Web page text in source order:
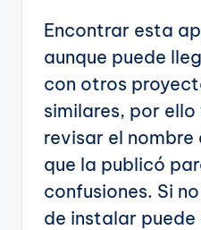
Encontrar esta
aunque puede
con otros
similares, por
revisar el
que la publicó
confusiones. Si
de instalar puede